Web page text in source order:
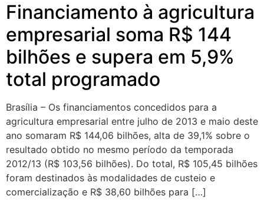
Financiamento à agricultura
empresarial soma R$ 144
bilhões e supera em 5,9%
total programado
Brasília – Os financiamentos concedidos para a
agricultura empresarial entre julho de 2013 e maio deste
ano somaram R$ 144,06 bilhões, alta de 39,1% sobre o
resultado obtido no mesmo período da temporada
2012/13 (R$ 103,56 bilhões). Do total, R$ 105,45 bilhões
foram destinados às modalidades de custeio e
comercialização e R$ 38,60 bilhões para […]